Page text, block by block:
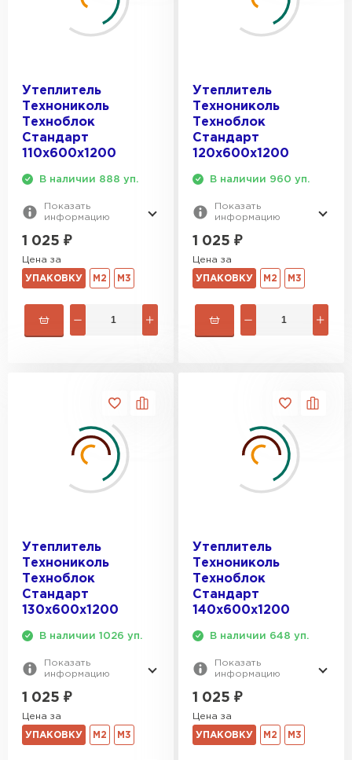
Утеплитель
Технониколь
Техноблок
Стандарт
110х600х1200
В наличии 888 уп.
Показать
информацию
1 025 ₽
Цена за
УПАКОВКУ М2 М3
Утеплитель
Технониколь
Техноблок
Стандарт
120х600х1200
В наличии 960 уп.
Показать
информацию
1 025 ₽
Цена за
УПАКОВКУ М2 М3
Утеплитель
Технониколь
Техноблок
Стандарт
130х600х1200
В наличии 1026 уп.
Показать
информацию
1 025 ₽
Цена за
УПАКОВКУ М2 М3
Утеплитель
Технониколь
Техноблок
Стандарт
140х600х1200
В наличии 648 уп.
Показать
информацию
1 025 ₽
Цена за
УПАКОВКУ М2 М3
Гипсокартон
Утеплитель Неман
Сэндвич-панели
Утеплитель Baswool
Утеплитель Izolife